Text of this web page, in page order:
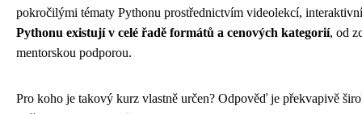
pokročilými tématy Pythonu prostřednictvím videolekcí,
Pythonu existují v celé řadě formátů a cenových kategorií, od
mentorskou podporou.
Pro koho je takový kurz vlastně určen? Odpověď je překvapivě